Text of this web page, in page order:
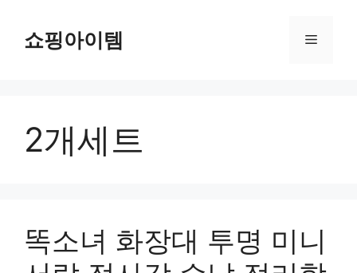
쇼핑아이템 메
2개세트
똑소녀 화장대 투명 미니